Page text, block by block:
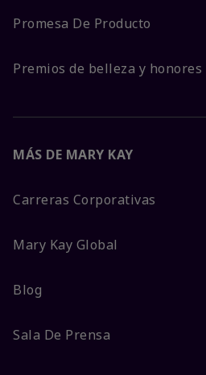
Promesa De Producto
Premios de belleza y honores
MÁS DE MARY KAY
Carreras Corporativas
Mary Kay Global
Blog
Sala De Prensa